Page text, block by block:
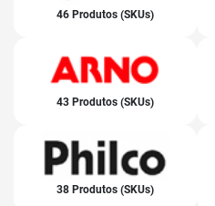
46 Produtos (SKUs)
43 Produtos (SKUs)
38 Produtos (SKUs)